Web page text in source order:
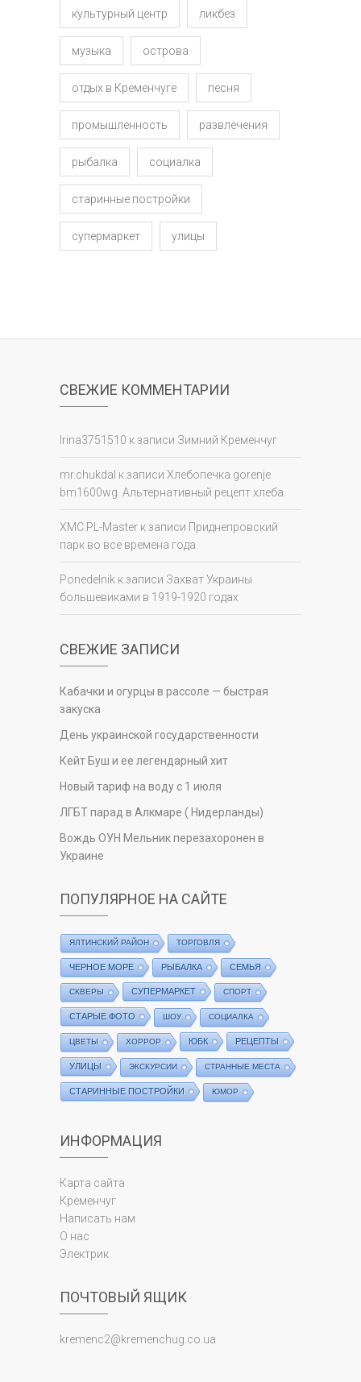
культурный центр ликбез
музыка острова
отдых в Кременчуге песня
промышленность развлечения
рыбалка социалка
старинные постройки
супермаркет улицы
СВЕЖИЕ КОММЕНТАРИИ
Irina3751510 к записи Зимний Кременчуг
mr.chukdal к записи Хлебопечка gorenje
bm1600wg. Альтернативный рецепт хлеба.
XMC.PL-Master к записи Приднепровский
парк во все времена года.
Ponedelnik к записи Захват Украины
большевиками в 1919-1920 годах
СВЕЖИЕ ЗАПИСИ
Кабачки и огурцы в рассоле — быстрая
закуска
День украинской государственности
Кейт Буш и ее легендарный хит
Новый тариф на воду с 1 июля
ЛГБТ парад в Алкмаре ( Нидерланды)
Вождь ОУН Мельник перезахоронен в
Украине
ПОПУЛЯРНОЕ НА САЙТЕ
ЯЛТИНСКИЙ РАЙОН ТОРГОВЛЯ
ЧЕРНОЕ МОРЕ РЫБАЛКА СЕМЬЯ
СКВЕРЫ СУПЕРМАРКЕТ СПОРТ
СТАРЫЕ ФОТО ШОУ СОЦИАЛКА
ЦВЕТЫ ХОРРОР ЮБК РЕЦЕПТЫ
УЛИЦЫ ЭКСКУРСИИ СТРАННЫЕ МЕСТА
СТАРИННЫЕ ПОСТРОЙКИ ЮМОР
ИНФОРМАЦИЯ
Карта сайта
Кременчуг
Написать нам
О нас
Электрик
ПОЧТОВЫЙ ЯЩИК
kremenc2@kremenchug.co.ua